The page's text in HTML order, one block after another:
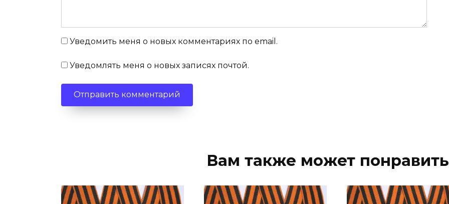
Уведомить меня о новых комментариях по email.
Уведомлять меня о новых записях почтой.
Вам также может